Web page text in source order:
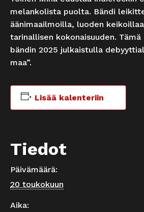
melankolista puolta. Bändi
äänimaailmoilla, luoden
tarinallisen kokonaisuuden.
bändin 2025 julkaistulla
maa”.
Lisää kalenteriin
Tiedot
Päivämäärä:
20 toukokuun
Aika: